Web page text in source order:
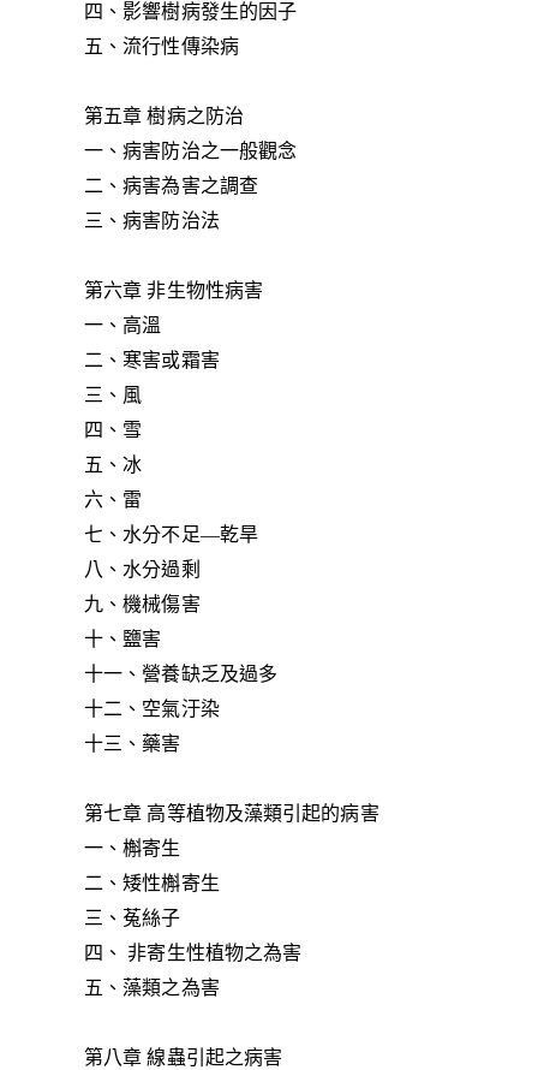
四、影響樹病發生的因子
五、流行性傳染病
第五章 樹病之防治
一、病害防治之一般觀念
二、病害為害之調查
三、病害防治法
第六章 非生物性病害
一、高溫
二、寒害或霜害
三、風
四、雪
五、冰
六、雷
七、水分不足—乾旱
八、水分過剩
九、機械傷害
十、鹽害
十一、營養缺乏及過多
十二、空氣汙染
十三、藥害
第七章 高等植物及藻類引起的病害
一、槲寄生
二、矮性槲寄生
三、菟絲子
四、 非寄生性植物之為害
五、藻類之為害
第八章 線蟲引起之病害